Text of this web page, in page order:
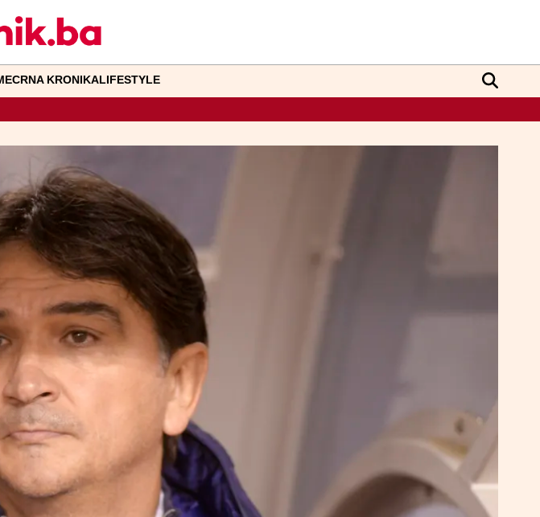
CRNA KRONIKALIFESTYLE